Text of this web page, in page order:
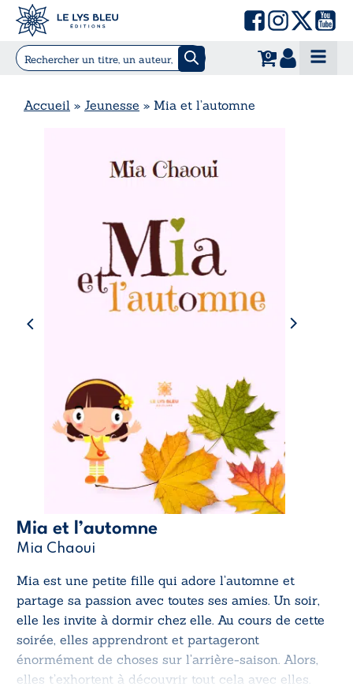
0
Accueil » Jeunesse » Mia et l’automne
Mia et l’automne
Mia Chaoui
Mia est une petite fille qui adore l’automne et
partage sa passion avec toutes ses amies. Un soir,
elle les invite à dormir chez elle. Au cours de cette
soirée, elles apprendront et partageront
énormément de choses sur l’arrière-saison. Alors,
elles t’exhortent à découvrir tout cela avec elles.